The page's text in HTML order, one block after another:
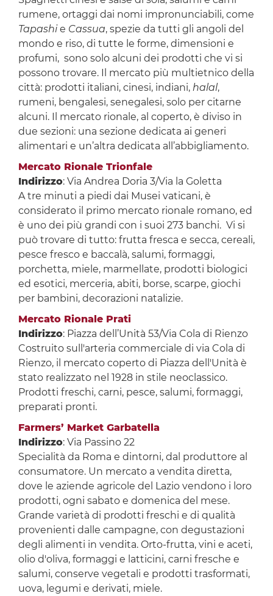
rumene, ortaggi dai nomi impronunciabili, come
Tapashie Cassua, spezie da tutti gli angoli del
mondo e riso, di tutte le forme, dimensioni e
profumi, sono solo alcuni dei prodotti che vi si
possono trovare. Il mercato più multietnico della
città: prodotti italiani, cinesi, indiani, halal,
rumeni, bengalesi, senegalesi, solo per citarne
alcuni. Il mercato rionale, al coperto, è diviso in
due sezioni: una sezione dedicata ai generi
alimentari e un’altra dedicata all’abbigliamento.
Mercato Rionale Trionfale
Indirizzo: Via Andrea Doria 3/Via la Goletta
A tre minuti a piedi dai Musei vaticani, è
considerato il primo mercato rionale romano, ed
è uno dei più grandi con i suoi 273 banchi. Vi si
può trovare di tutto: frutta fresca e secca, cereali,
pesce fresco e baccalà, salumi, formaggi,
porchetta, miele, marmellate, prodotti biologici
ed esotici, merceria, abiti, borse, scarpe, giochi
per bambini, decorazioni natalizie.
Mercato Rionale Prati
Indirizzo: Piazza dell’Unità 53/Via Cola di Rienzo
Costruito sull'arteria commerciale di via Cola di
Rienzo, il mercato coperto di Piazza dell'Unità è
stato realizzato nel 1928 in stile neoclassico.
Prodotti freschi, carni, pesce, salumi, formaggi,
preparati pronti.
Farmers’ Market Garbatella
Indirizzo: Via Passino 22
Specialità da Roma e dintorni, dal produttore al
consumatore. Un mercato a vendita diretta,
dove le aziende agricole del Lazio vendono i loro
prodotti, ogni sabato e domenica del mese.
Grande varietà di prodotti freschi e di qualità
provenienti dalle campagne, con degustazioni
degli alimenti in vendita. Orto-frutta, vini e aceti,
olio d'oliva, formaggi e latticini, carni fresche e
salumi, conserve vegetali e prodotti trasformati,
uova, legumi e derivati, miele.